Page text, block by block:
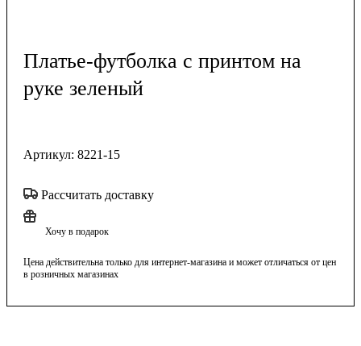
Платье-футболка с принтом на
руке зеленый
Артикул: 8221-15
Рассчитать доставку
Хочу в подарок
Цена действительна только для интернет-магазина и может отличаться от цен
в розничных магазинах